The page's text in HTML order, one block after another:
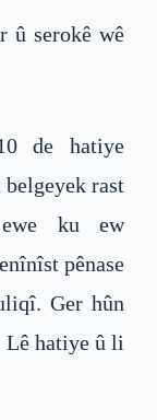
û serokê wê
de hatiye
rast
ku ew
pênase
Ger hûn
Lê hatiye û li